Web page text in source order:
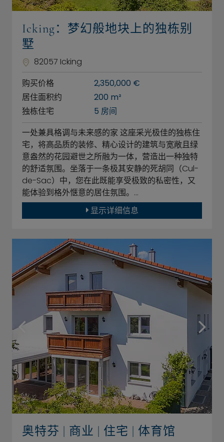
Icking：梦幻般地块上的独栋别
墅
82057 Icking
购买价格
2,350,000 €
居住面积约
200 m²
独栋住宅
5 房间
一处兼具格调与未来感的家 这座采光极佳的独栋住
宅，将高品质的装修、精心设计的建筑与宽敞且绿
意盎然的花园避世之所融为一体，营造出一种独特
的舒适氛围。坐落于一条极其安静的死胡同（Cul-
de-Sac）中，您在此既能享受极致的私密性，又
能体验到格外惬意的居住氛围。…
显示详细信息
奥特芬 | 商业 | 住宅 | 体育馆